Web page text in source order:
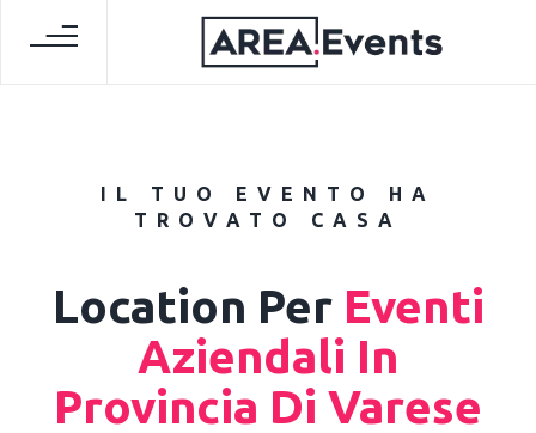
IL TUO EVENTO HA
TROVATO CASA
Location PerEventi
Aziendali In
Provincia Di Varese